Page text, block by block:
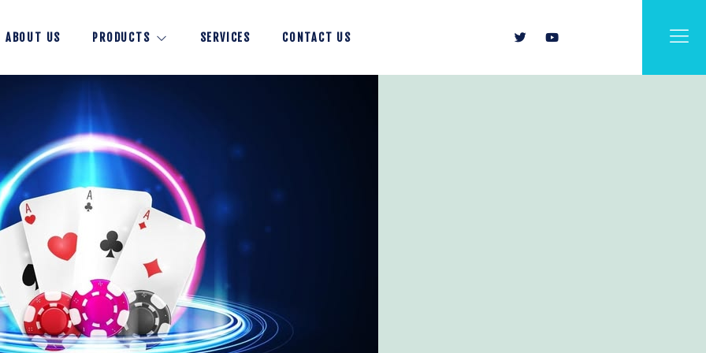
ABOUT US PRODUCTS SERVICES CONTACT US